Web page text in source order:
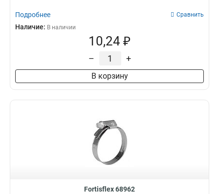
Подробнее Сравнить
Наличие: В наличии
10,24 ₽
– +
В корзину
Fortisflex 68962